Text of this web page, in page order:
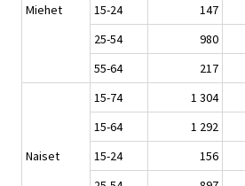
Miehet
15-24
147
25-54
980
55-64
217
Naiset
15-74 1 304
15-64
1 292
15-24
156